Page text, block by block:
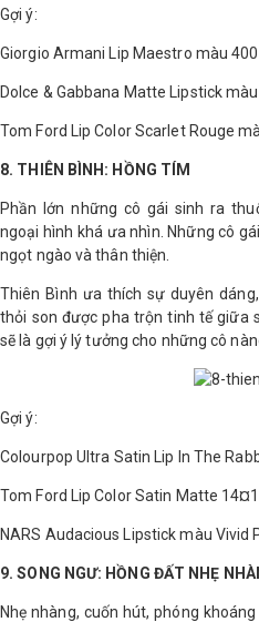
Gợi ý:
Giorgio Armani Lip Maestro màu 400
Dolce & Gabbana Matte Lipstick
Tom Ford Lip Color Scarlet Rouge
8. THIÊN BÌNH: HỒNG TÍM
Phần lớn những cô gái sinh ra
ngoại hình khá ưa nhìn. Những cô
ngọt ngào và thân thiện.
Thiên Bình ưa thích sự duyên
thỏi son được pha trộn tinh tế giữa
sẽ là gợi ý lý tưởng cho những cô
Gợi ý:
Colourpop Ultra Satin Lip In The
Tom Ford Lip Color Satin Matte
NARS Audacious Lipstick màu Vivid
9. SONG NGƯ: HỒNG ĐẤT NHẸ
Nhẹ nhàng, cuốn hút, phóng